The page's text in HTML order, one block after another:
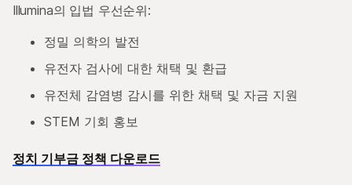
Illumina의 입법 우선순위:
정밀 의학의 발전
유전자 검사에 대한 채택 및 환급
유전체 감염병 감시를 위한 채택 및 자금 지원
STEM 기회 홍보
정치 기부금 정책 다운로드